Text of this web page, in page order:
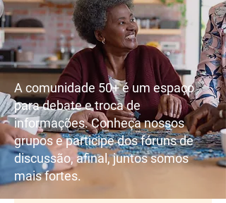
A comunidade 50+ é um espaço
para debate e troca de
informações. Conheça nossos
grupos e participe dos fóruns de
discussão, afinal, juntos somos
mais fortes.